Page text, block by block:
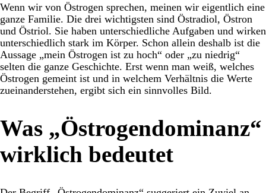
Wenn wir von Östrogen sprechen, meinen wir eigentlich eine
ganze Familie. Die drei wichtigsten sind Östradiol, Östron
und Östriol. Sie haben unterschiedliche Aufgaben und wirken
unterschiedlich stark im Körper. Schon allein deshalb ist die
Aussage „mein Östrogen ist zu hoch“ oder „zu niedrig“
selten die ganze Geschichte. Erst wenn man weiß, welches
Östrogen gemeint ist und in welchem Verhältnis die Werte
zueinanderstehen, ergibt sich ein sinnvolles Bild.
Was „Östrogendominanz“
wirklich bedeutet